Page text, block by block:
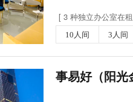
[ 3 种独立办公室在
10人间 3人间
事易好（阳光